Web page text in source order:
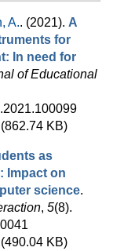
A.. (2021). A
for
In need for
of Educational
(862.74 KB)
as
Impact on
science.
, 5(8).
(490.04 KB)